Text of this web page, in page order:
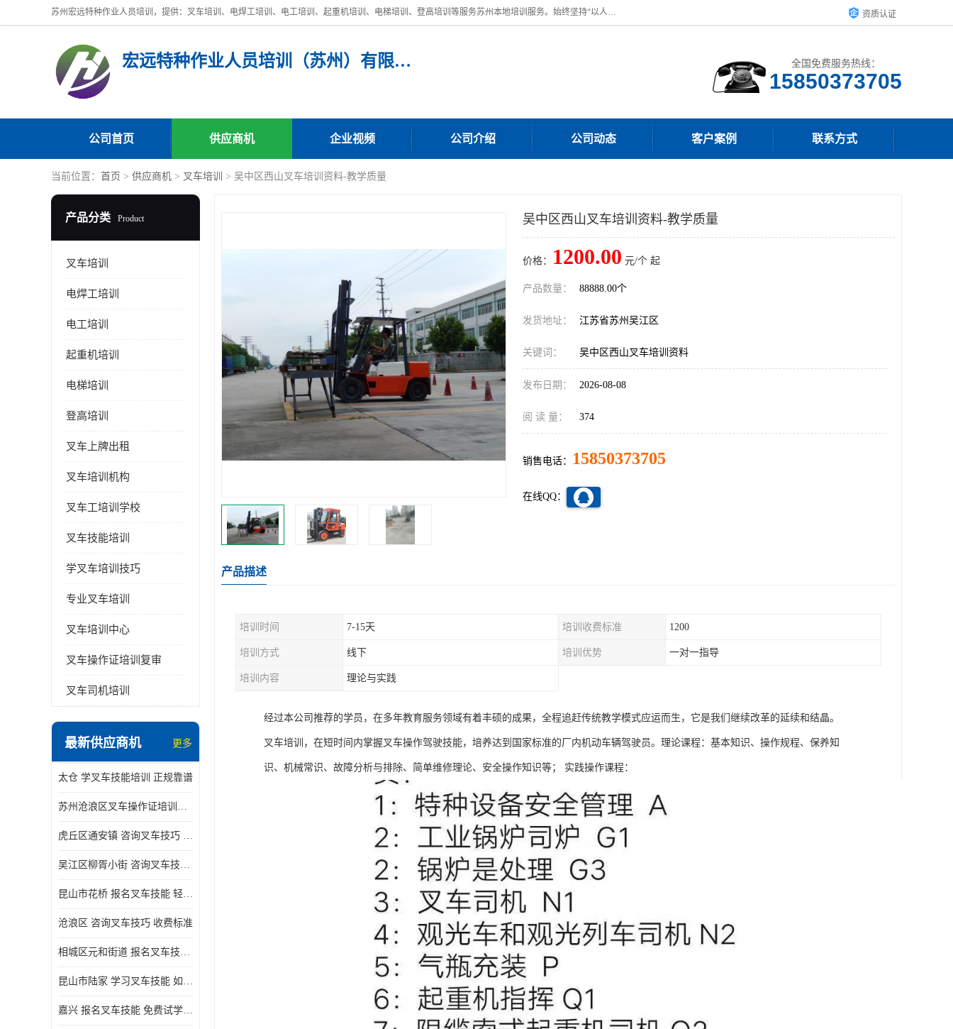
苏州宏远特种作业人员培训，提供：叉车培训、电焊工培训、电工培训、起重机培训、电梯培训、登高培训等服务苏州本地培训服务。始终坚持“以人为本，质量立校”的办学思想，以培养社会应用型人才为己任，明码收费，诚实守信，中途不收任何费用。随到随学，学会为止，一期未学会者免费再学，直到学会为止。 资质认证
宏远特种作业人员培训（苏州）有限公司 全国免费服务热线：
15850373705
公司首页 供应商机 企业视频 公司介绍 公司动态 客户案例 联系方式
当前位置： 首页 > 供应商机 > 叉车培训 > 吴中区西山叉车培训资料-教学质量
产品分类 Product
叉车培训
电焊工培训
电工培训
起重机培训
电梯培训
登高培训
叉车上牌出租
叉车培训机构
叉车工培训学校
叉车技能培训
学叉车培训技巧
专业叉车培训
叉车培训中心
叉车操作证培训复审
叉车司机培训
最新供应商机 更多
太仓 学叉车技能培训 正规靠谱
苏州沧浪区叉车操作证培训已更新科目
虎丘区通安镇 咨询叉车技巧 新政策已公布
吴江区柳胥小街 咨询叉车技巧 附近那家正规
昆山市花桥 报名叉车技能 轻松试学无压力
沧浪区 咨询叉车技巧 收费标准
相城区元和街道 报名叉车技能 没有学历怎么办
昆山市陆家 学习叉车技能 如何选择很重要
嘉兴 报名叉车技能 免费试学联系电话
吴中区西山叉车培训资料-教学质量
价格： 1200.00 元/个 起
产品数量： 88888.00个
发货地址： 江苏省苏州吴江区
关键词： 吴中区西山叉车培训资料
发布日期： 2026-08-08
阅 读 量： 374
销售电话： 15850373705
在线QQ：
产品描述
培训时间 7-15天 培训收费标准 1200
培训方式 线下 培训优势 一对一指导
培训内容 理论与实践
经过本公司推荐的学员，在多年教育服务领域有着丰硕的成果，全程追赶传统教学模式应运而生，它是我们继续改革的延续和结晶。
叉车培训，在短时间内掌握叉车操作驾驶技能，培养达到国家标准的厂内机动车辆驾驶员。理论课程：基本知识、操作规程、保养知
识、机械常识、故障分析与排除、简单维修理论、安全操作知识等； 实践操作课程：